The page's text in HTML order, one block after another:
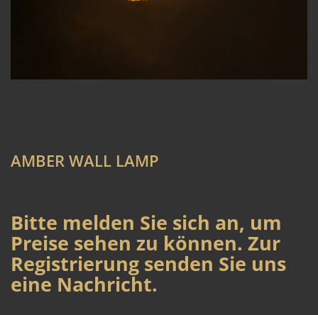
AMBER WALL LAMP
Bitte melden Sie sich an, um
Preise sehen zu können. Zur
Registrierung senden Sie uns
eine Nachricht.